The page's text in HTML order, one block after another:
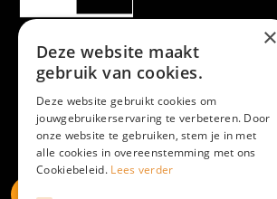
×
Deze website maakt
gebruik van cookies.
Deze website gebruikt cookies om
jouwgebruikerservaring te verbeteren. Door
onze website te gebruiken, stem je in met
alle cookies in overeenstemming met ons
Cookiebeleid. Lees verder